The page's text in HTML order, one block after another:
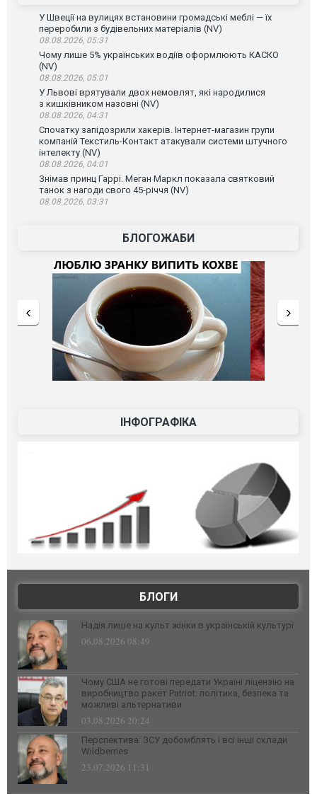
У Швеції на вулицях встановини громадські меблі — їх
переробили з будівельних матеріалів (NV)
08.08.2026, 05:31
Чому лише 5% українських водіїв оформлюють КАСКО
(NV)
08.08.2026, 05:01
У Львові врятували двох немовлят, які народилися
з кишківником назовні (NV)
08.08.2026, 04:31
Спочатку запідозрили хакерів. Інтернет-магазин групи
компаній Текстиль-Контакт атакували системи штучного
інтелекту (NV)
08.08.2026, 04:01
Знімав принц Гаррі. Меган Маркл показала святковий
танок з нагоди свого 45-річчя (NV)
08.08.2026, 03:31
БЛОГОЖАБИ
ІНФОГРАФІКА
БЛОГИ
Надія лише на культ жінки в українській культурі
06.08.2026 08:49
Чому США не готові передати Україні ліцензію на
виробництво ракет Patriot: політика, безпека та
можливі альтернативи
03.08.2026 20:24
Перспектива: ЗСУ добомблять і всі інші склади
Wildberries
23.07.2026 11:31